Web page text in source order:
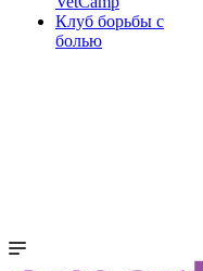
Клуб борьбы с
болью